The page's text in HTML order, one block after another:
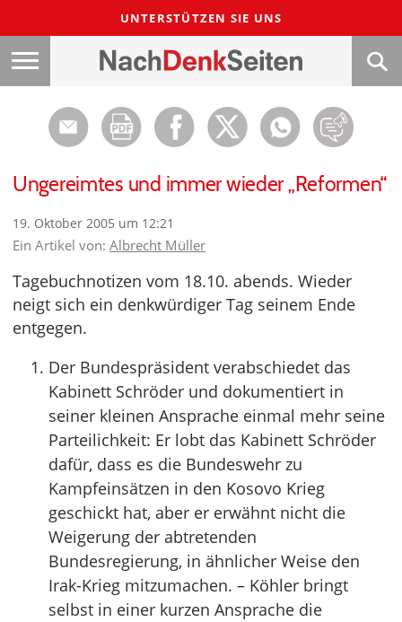
UNTERSTÜTZEN SIE UNS
Ungereimtes und immer wieder „Reformen“
19. Oktober 2005 um 12:21
Ein Artikel von: Albrecht Müller
Tagebuchnotizen vom 18.10. abends. Wieder
neigt sich ein denkwürdiger Tag seinem Ende
entgegen.
Der Bundespräsident verabschiedet das
Kabinett Schröder und dokumentiert in
seiner kleinen Ansprache einmal mehr seine
Parteilichkeit: Er lobt das Kabinett Schröder
dafür, dass es die Bundeswehr zu
Kampfeinsätzen in den Kosovo Krieg
geschickt hat, aber er erwähnt nicht die
Weigerung der abtretenden
Bundesregierung, in ähnlicher Weise den
Irak-Krieg mitzumachen. – Köhler bringt
selbst in einer kurzen Ansprache die